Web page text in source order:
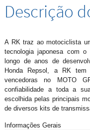
Descrição
A RK traz ao motociclista
tecnologia japonesa com o
longo de anos de
Honda Repsol, a RK
vencedoras no MOTO
confiabilidade a toda a
escolhida pelas principais
de diversos kits de
Informações Gerais